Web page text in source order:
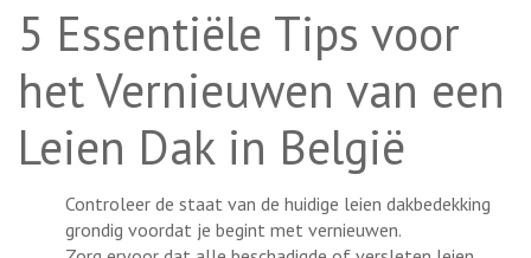
5 Essentiële Tips voor
het Vernieuwen van een
Leien Dak in België
Controleer de staat van de huidige leien dakbedekking
grondig voordat je begint met vernieuwen.